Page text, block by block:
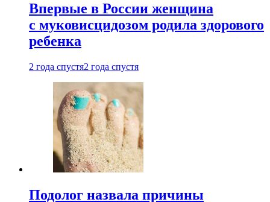
Впервые в России женщина
с муковисцидозом родила здорового
ребенка
2 года спустя2 года спустя
Подолог назвала причины